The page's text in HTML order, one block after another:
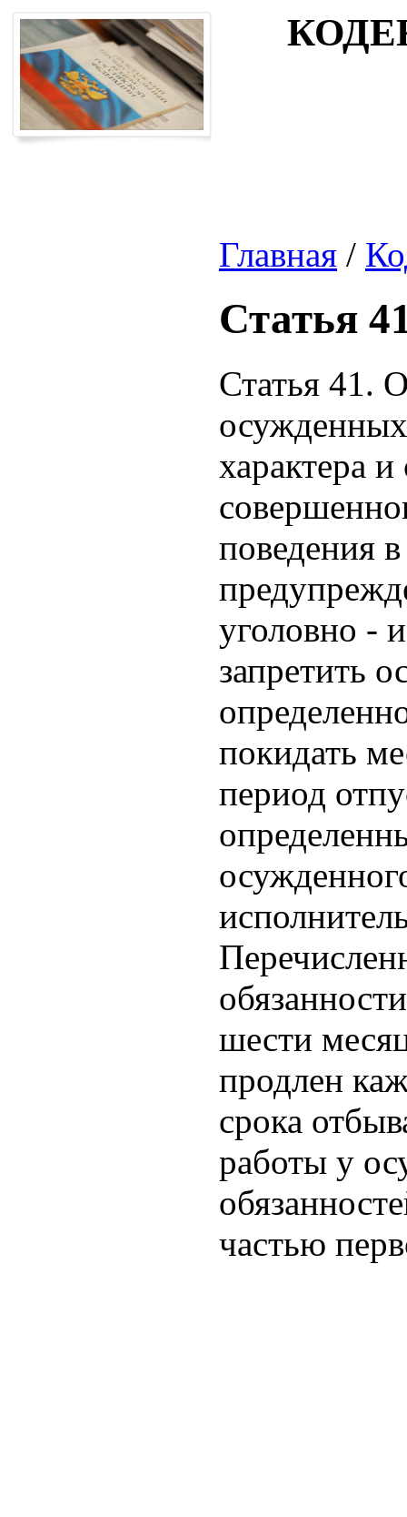
Главная /
Статья
Статья 41.
характера
поведения
уголовно -
запретить
покидать
период
шести
продлен
срока
работы у
частью